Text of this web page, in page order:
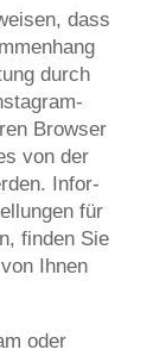
dass
durch
Brow­ser
von der
Infor­
für
fin­den Sie
Ihnen
oder